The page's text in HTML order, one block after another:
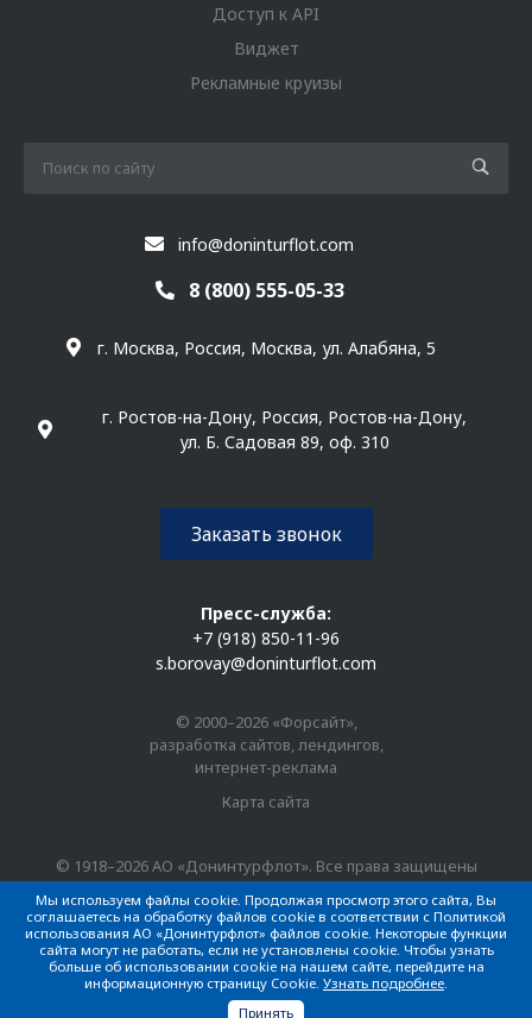
Доступ к API
Виджет
Рекламные круизы
info@doninturflot.com
8 (800) 555-05-33
г. Москва, Россия, Москва, ул. Алабяна, 5
г. Ростов-на-Дону, Россия, Ростов-на-Дону,
ул. Б. Садовая 89, оф. 310
Заказать звонок
Пресс-служба:
+7 (918) 850-11-96
s.borovay@doninturflot.com
© 2000–2026 «Форсайт»,
разработка сайтов, лендингов,
интернет-реклама
Карта сайта
© 1918–2026 АО «Донинтурфлот». Все права защищены
Мы используем файлы cookie. Продолжая просмотр этого сайта, Вы
соглашаетесь на обработку файлов cookie в соответствии с Политикой
использования АО «Донинтурфлот» файлов cookie. Некоторые функции
сайта могут не работать, если не установлены cookie. Чтобы узнать
больше об использовании cookie на нашем сайте, перейдите на
информационную страницу Cookie. Узнать подробнее.
Принять